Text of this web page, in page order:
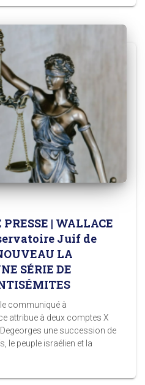
| WALLACE
Juif de
LA
SÉRIE DE
à
attribue à deux comptes X
une succession de
le peuple israélien et la